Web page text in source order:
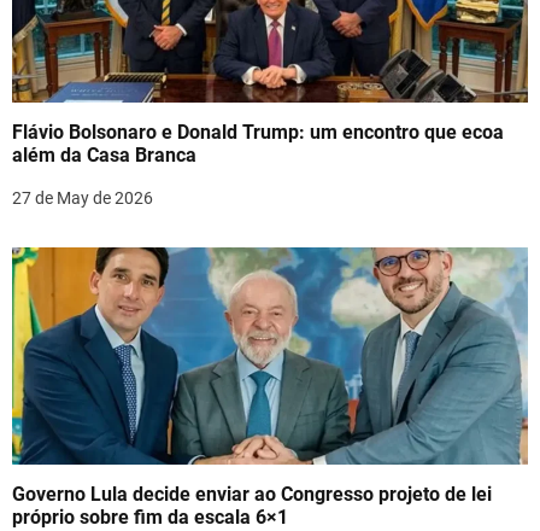
Flávio Bolsonaro e Donald Trump: um encontro que ecoa
além da Casa Branca
27 de May de 2026
Governo Lula decide enviar ao Congresso projeto de lei
próprio sobre fim da escala 6×1